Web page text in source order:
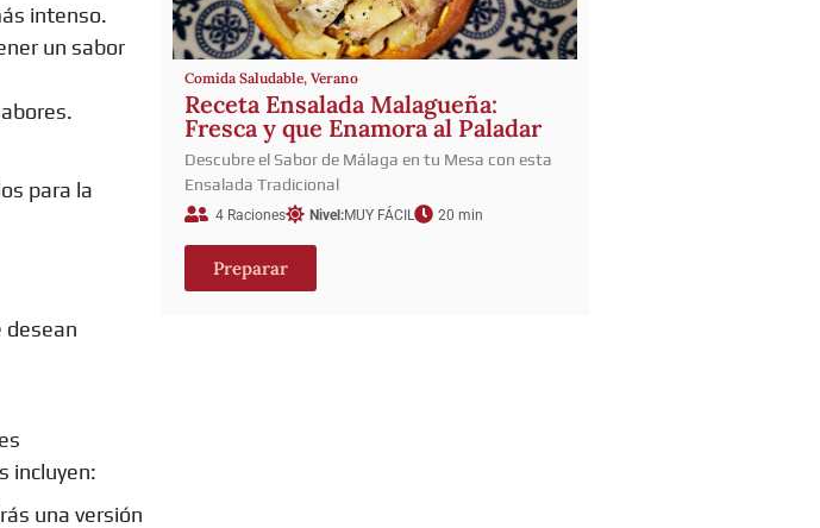
intenso.
un sabor
para la
desean
incluyen:
una versión
Comida Saludable, Verano
Receta Ensalada Malagueña:
Fresca y que Enamora al Paladar
Descubre el Sabor de Málaga en tu Mesa con esta
Ensalada Tradicional
4 Raciones Nivel:MUY FÁCIL 20 min
Preparar